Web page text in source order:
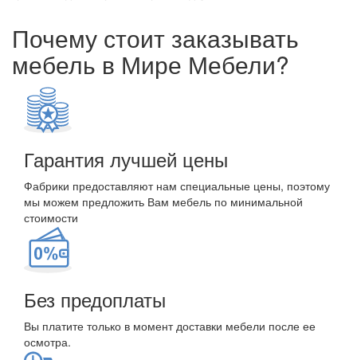
Почему стоит заказывать
мебель в Мире Мебели?
Гарантия лучшей цены
Фабрики предоставляют нам специальные цены, поэтому
мы можем предложить Вам мебель по минимальной
стоимости
Без предоплаты
Вы платите только в момент доставки мебели после ее
осмотра.